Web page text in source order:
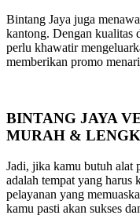
Bintang Jaya juga
kantong. Dengan kualitas
perlu khawatir
memberikan promo
BINTANG JAYA
MURAH &
Jadi, jika kamu butuh alat
adalah tempat yang
pelayanan yang
kamu pasti akan sukses